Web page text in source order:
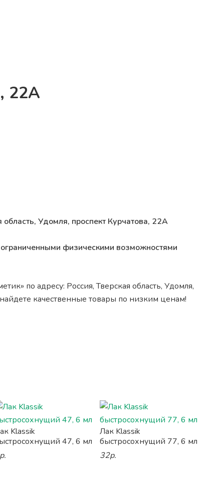
22А
Удомля, проспект Курчатова, 22А
физическими возможностями
по адресу: Россия, Тверская область, Удомля,
качественные товары по низким ценам!
Klassik
47, 6 мл
Лак Klassik
быстросохнущий 77, 6 мл
32р.